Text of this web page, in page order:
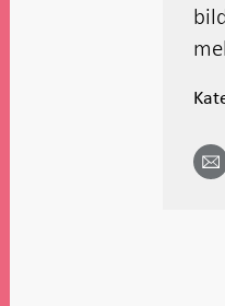
email -